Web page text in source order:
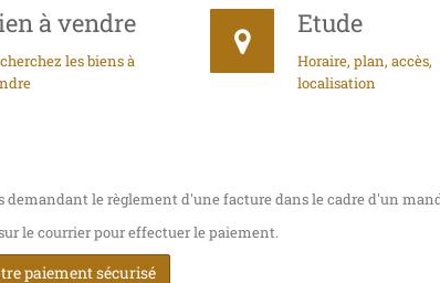
à vendre
les biens à
Etude
Horaire, plan, accès,
localisation
demandant le règlement d'une facture dans le cadre d'un
le courrier pour effectuer le paiement.
paiement sécurisé